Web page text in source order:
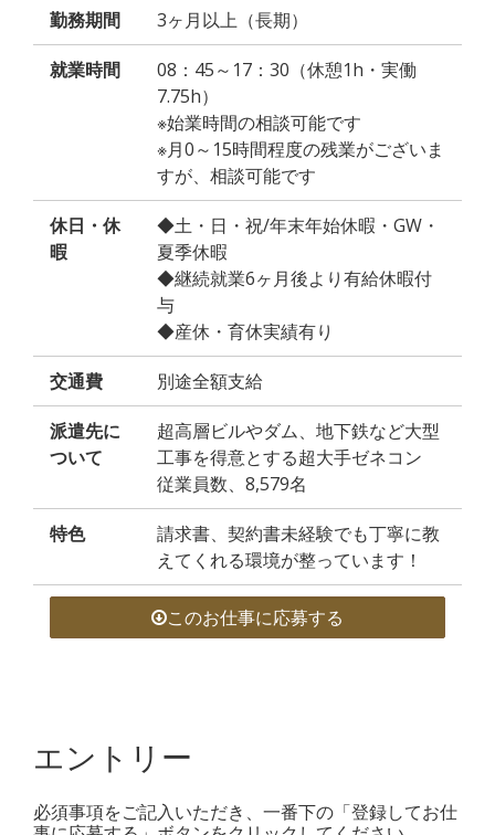
勤務期間 3ヶ月以上（長期）
就業時間
08：45～17：30（休憩1h・実働
7.75h）
※始業時間の相談可能です
※月0～15時間程度の残業がございま
すが、相談可能です
休日・休
暇
◆土・日・祝/年末年始休暇・GW・
夏季休暇
◆継続就業6ヶ月後より有給休暇付
与
◆産休・育休実績有り
交通費 別途全額支給
派遣先に
ついて
超高層ビルやダム、地下鉄など大型
工事を得意とする超大手ゼネコン
従業員数、8,579名
特色
請求書、契約書未経験でも丁寧に教
えてくれる環境が整っています！
このお仕事に応募する
エントリー
必須事項をご記入いただき、一番下の「登録してお仕